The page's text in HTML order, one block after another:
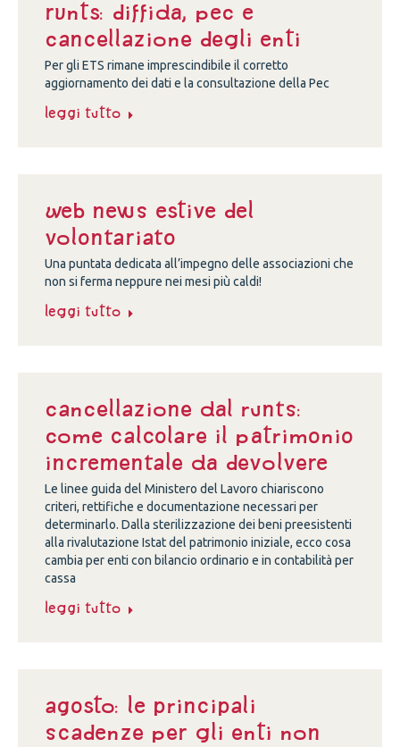
Runts: diffida, Pec e
cancellazione degli enti
Per gli ETS rimane imprescindibile il corretto
aggiornamento dei dati e la consultazione della Pec
Leggi tutto
Web news estive del
volontariato
Una puntata dedicata all’impegno delle associazioni che
non si ferma neppure nei mesi più caldi!
Leggi tutto
Cancellazione dal Runts:
come calcolare il patrimonio
incrementale da devolvere
Le linee guida del Ministero del Lavoro chiariscono
criteri, rettifiche e documentazione necessari per
determinarlo. Dalla sterilizzazione dei beni preesistenti
alla rivalutazione Istat del patrimonio iniziale, ecco cosa
cambia per enti con bilancio ordinario e in contabilità per
cassa
Leggi tutto
Agosto: le principali
scadenze per gli enti non